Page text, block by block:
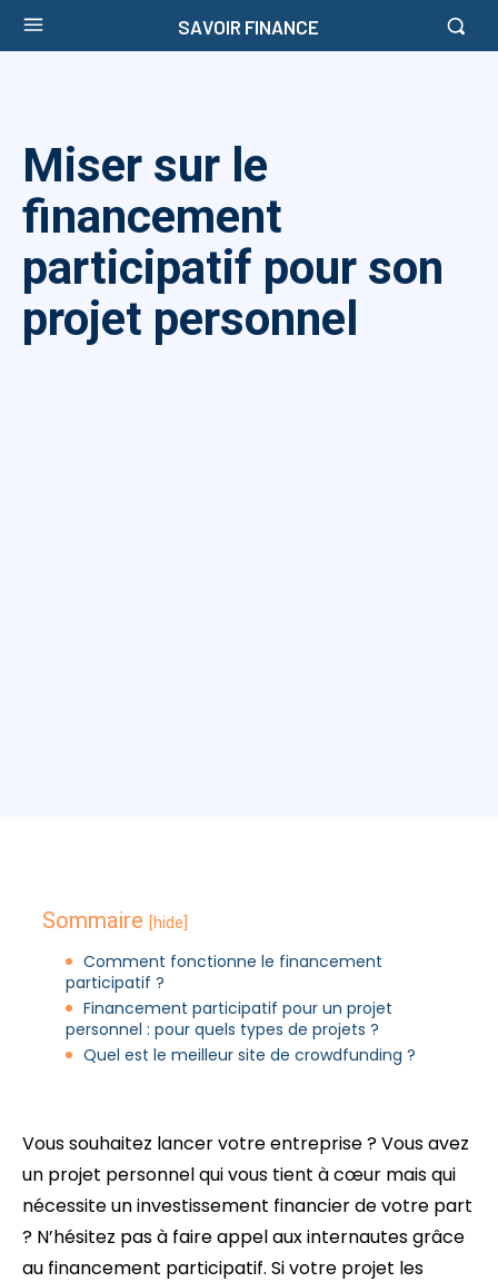
SAVOIR FINANCE
Miser sur le
financement
participatif pour son
projet personnel
Sommaire [hide]
Comment fonctionne le financement
participatif ?
Financement participatif pour un projet
personnel : pour quels types de projets ?
Quel est le meilleur site de crowdfunding ?
Vous souhaitez lancer votre entreprise ? Vous avez
un projet personnel qui vous tient à cœur mais qui
nécessite un investissement financier de votre part
? N’hésitez pas à faire appel aux internautes grâce
au financement participatif. Si votre projet les